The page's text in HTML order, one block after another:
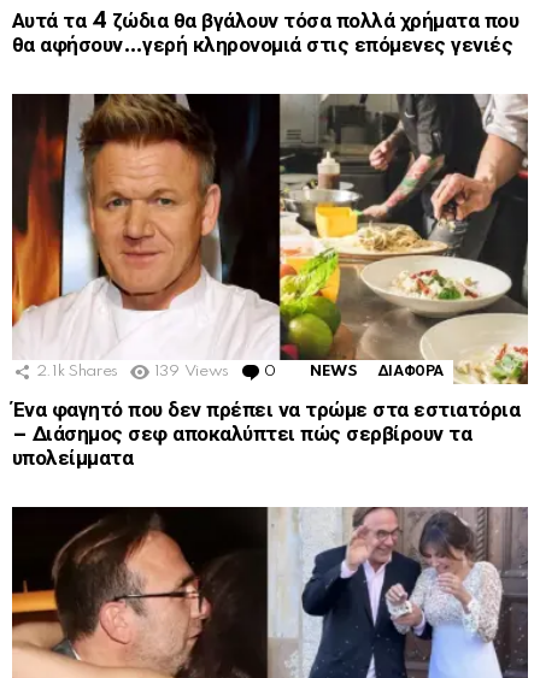
Αυτά τα 4 ζώδια θα βγάλουν τόσα πολλά χρήματα που
θα αφήσουν…γερή κληρονομιά στις επόμενες γενιές
2.1k Shares 139 Views 0 Comments
NEWS ΔΙΑΦΟΡΑ
Ένα φαγητό που δεν πρέπει να τρώμε στα εστιατόρια
– Διάσημος σεφ αποκαλύπτει πώς σερβίρουν τα
υπολείμματα